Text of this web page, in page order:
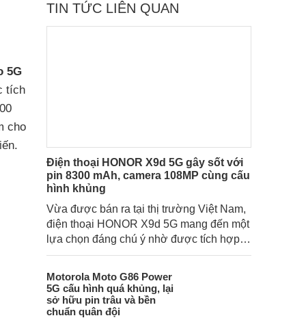
5G
tích
cho
TIN TỨC LIÊN QUAN
Điện thoại HONOR X9d 5G gây sốt với
pin 8300 mAh, camera 108MP cùng cấu
hình khủng
Vừa được bán ra tại thị trường Việt Nam,
điện thoại HONOR X9d 5G mang đến một
lựa chọn đáng chú ý nhờ được tích hợp
nhiều trang bị ấn tượng cùng mức giá
Motorola Moto G86 Power
5G cấu hình quá khủng, lại
sở hữu pin trâu và bền
chuẩn quân đội